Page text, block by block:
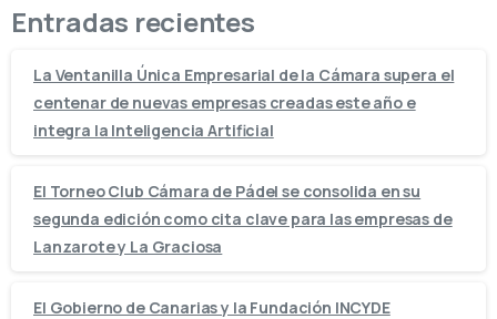
Entradas recientes
La Ventanilla Única Empresarial de la Cámara supera el
centenar de nuevas empresas creadas este año e
integra la Inteligencia Artificial
El Torneo Club Cámara de Pádel se consolida en su
segunda edición como cita clave para las empresas de
Lanzarote y La Graciosa
El Gobierno de Canarias y la Fundación INCYDE